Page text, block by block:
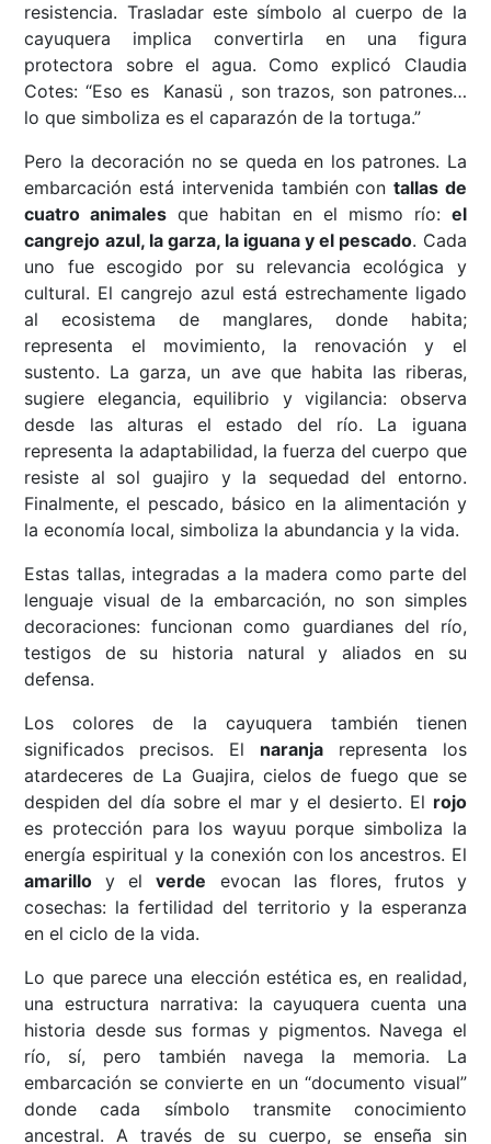
resistencia. Trasladar este símbolo al cuerpo de la
cayuquera implica convertirla en una figura
protectora sobre el agua. Como explicó Claudia
Cotes: “Eso es Kanasü , son trazos, son patrones…
lo que simboliza es el caparazón de la tortuga.”
Pero la decoración no se queda en los patrones. La
embarcación está intervenida también con tallas de
cuatro animales que habitan en el mismo río: el
cangrejo azul, la garza, la iguana y el pescado. Cada
uno fue escogido por su relevancia ecológica y
cultural. El cangrejo azul está estrechamente ligado
al ecosistema de manglares, donde habita;
representa el movimiento, la renovación y el
sustento. La garza, un ave que habita las riberas,
sugiere elegancia, equilibrio y vigilancia: observa
desde las alturas el estado del río. La iguana
representa la adaptabilidad, la fuerza del cuerpo que
resiste al sol guajiro y la sequedad del entorno.
Finalmente, el pescado, básico en la alimentación y
la economía local, simboliza la abundancia y la vida.
Estas tallas, integradas a la madera como parte del
lenguaje visual de la embarcación, no son simples
decoraciones: funcionan como guardianes del río,
testigos de su historia natural y aliados en su
defensa.
Los colores de la cayuquera también tienen
significados precisos. El naranjarepresenta los
atardeceres de La Guajira, cielos de fuego que se
despiden del día sobre el mar y el desierto. El rojo
es protección para los wayuu porque simboliza la
energía espiritual y la conexión con los ancestros. El
amarillo y elverde evocan las flores, frutos y
cosechas: la fertilidad del territorio y la esperanza
en el ciclo de la vida.
Lo que parece una elección estética es, en realidad,
una estructura narrativa: la cayuquera cuenta una
historia desde sus formas y pigmentos. Navega el
río, sí, pero también navega la memoria. La
embarcación se convierte en un “documento visual”
donde cada símbolo transmite conocimiento
ancestral. A través de su cuerpo, se enseña sin